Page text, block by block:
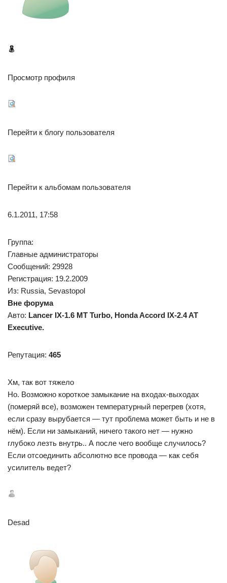
Просмотр профиля
Перейти к блогу пользователя
Перейти к альбомам пользователя
6.1.2011, 17:58
Группа:
Главные администраторы
Сообщений: 29928
Регистрация: 19.2.2009
Из: Russia, Sevastopol
Вне форума
Авто: Lancer IX-1.6 MT Turbo, Honda Accord IX-2.4 AT
Executive.
Репутация: 465
Хм, так вот тяжело
Но. Возможно короткое замыкание на входах-выходах
(померяй все), возможен температурный перегрев (хотя,
если сразу вырубается — тут проблема может быть и не в
нём). Если ни замыканий, ничего такого нет — нужно
глубоко лезть внутрь.. А после чего вообще случилось?
Если отсоединить абсолютно все провода — как себя
усилитель ведет?
Desad